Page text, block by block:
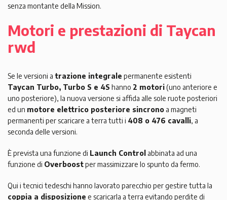
senza montante della Mission.
Motori e prestazioni di Taycan
rwd
Se le versioni a trazione integrale permanente esistenti
Taycan Turbo, Turbo S e 4S hanno 2 motori(uno anteriore e
uno posteriore), la nuova versione si affida alle sole ruote posteriori
ed un motore elettrico posteriore sincrono a magneti
permanenti per scaricare a terra tutti i 408 o 476 cavalli, a
seconda delle versioni.
È prevista una funzione di Launch Control abbinata ad una
funzione di Overboostper massimizzare lo spunto da fermo.
Qui i tecnici tedeschi hanno lavorato parecchio per gestire tutta la
coppia a disposizione e scaricarla a terra evitando perdite di